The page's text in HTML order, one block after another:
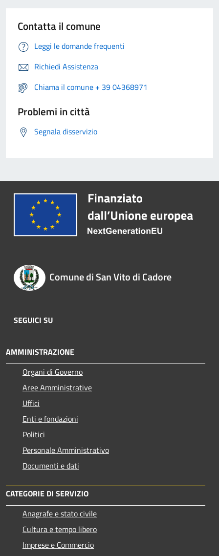
Contatta il comune
Leggi le domande frequenti
Richiedi Assistenza
Chiama il comune + 39 04368971
Problemi in città
Segnala disservizio
Comune di San Vito di Cadore
SEGUICI SU
AMMINISTRAZIONE
Organi di Governo
Aree Amministrative
Uffici
Enti e fondazioni
Politici
Personale Amministrativo
Documenti e dati
CATEGORIE DI SERVIZIO
Anagrafe e stato civile
Cultura e tempo libero
Imprese e Commercio